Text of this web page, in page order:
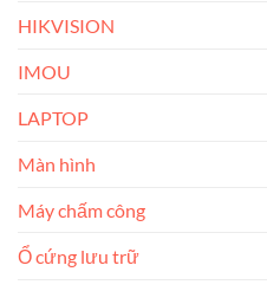
HIKVISION
IMOU
LAPTOP
Màn hình
Máy chấm công
Ổ cứng lưu trữ